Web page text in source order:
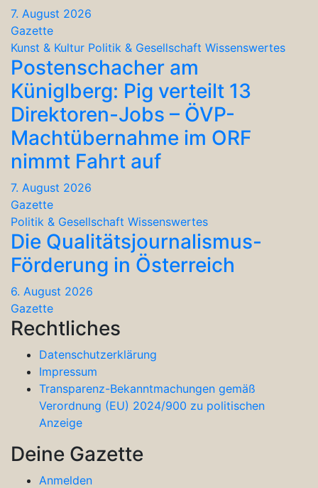
7. August 2026
Gazette
Kunst & Kultur Politik & Gesellschaft Wissenswertes
Postenschacher am
Küniglberg: Pig verteilt 13
Direktoren-Jobs – ÖVP-
Machtübernahme im ORF
nimmt Fahrt auf
7. August 2026
Gazette
Politik & Gesellschaft Wissenswertes
Die Qualitätsjournalismus-
Förderung in Österreich
6. August 2026
Gazette
Rechtliches
Datenschutzerklärung
Impressum
Transparenz-Bekanntmachungen gemäß
Verordnung (EU) 2024/900 zu politischen
Anzeige
Deine Gazette
Anmelden